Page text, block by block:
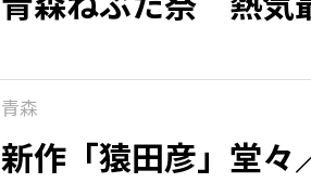
青森
新作「猿田彦」堂々